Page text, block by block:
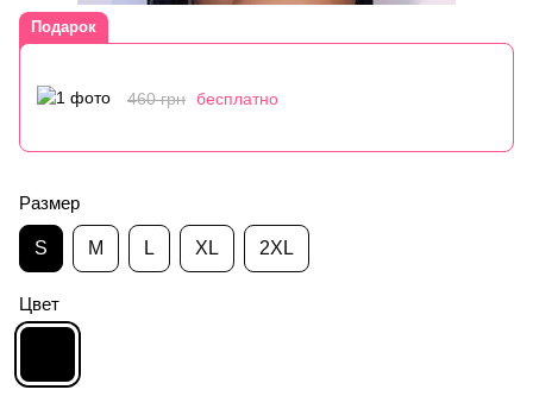
Подарок
460 грн бесплатно
Размер
S M L XL 2XL
Цвет